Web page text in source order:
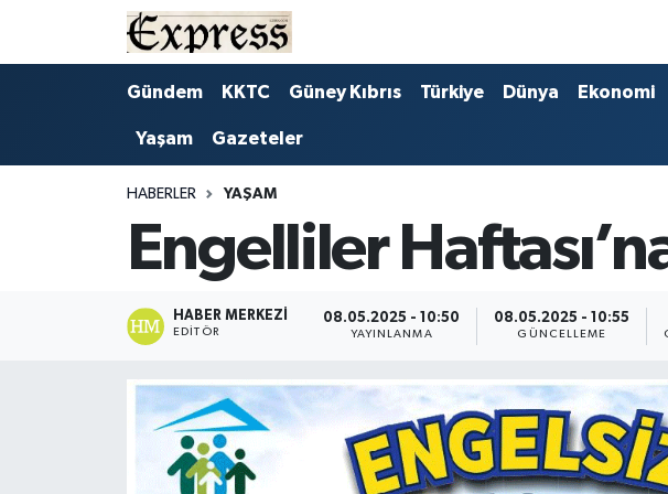
Gündem KKTC Güney Kıbrıs Türkiye Dünya Ekonomi
Yaşam Gazeteler
HABERLER YAŞAM
Engelliler
HABER MERKEZI
EDITÖR
08.05.2025 - 10:50
YAYINLANMA
08.05.2025 - 10:55
GÜNCELLEME
ALAYKÖY
ALSANCAK
ÇATALKÖY
EKONOMİ
Hava Durumu
Trafik Durumu
Süper Lig Puan Durumu ve Fikstür
Tüm Manşetler
Son Dakika Haberleri